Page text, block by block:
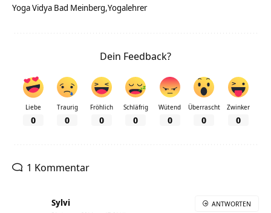
Yoga Vidya Bad Meinberg Yogalehrer
Dein Feedback?
Liebe
0
Traurig
0
Fröhlich
0
Schläfrig
0
Wütend
0
Überrascht
0
Zwinker
0
1 Kommentar
Sylvi ANTWORTEN